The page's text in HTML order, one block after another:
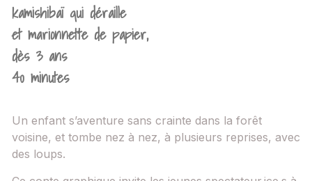
kamishibaï qui déraille
et marionnette de papier,
dès 3 ans
40 minutes
Un enfant s’aventure sans crainte dans la forêt
voisine, et tombe nez à nez, à plusieurs reprises, avec
des loups.